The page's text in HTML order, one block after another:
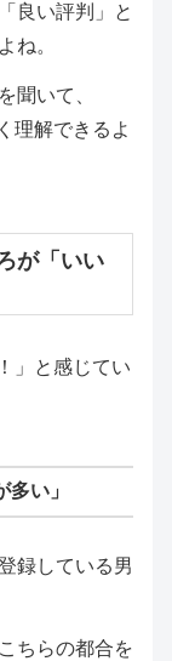
良い評判」と
ね。
聞いて、
理解できるよ
が「いい
」と感じてい
い」
録している男
ちらの都合を